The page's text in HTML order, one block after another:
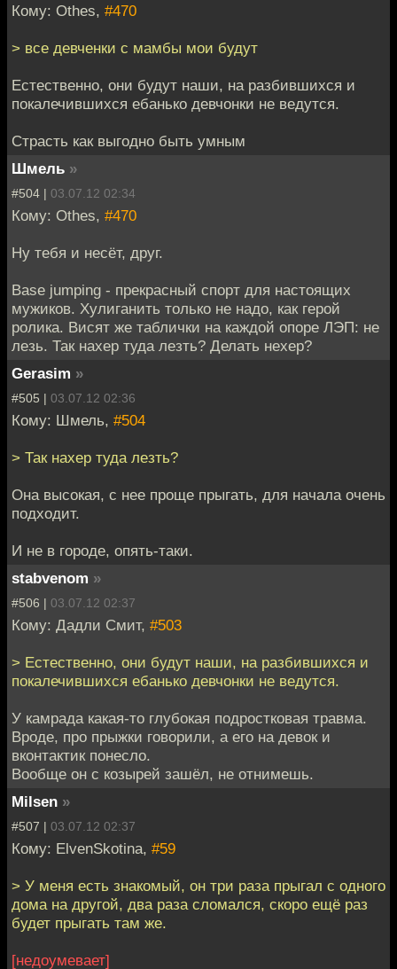
Кому: Othes, #470
> все девченки с мамбы мои будут
Естественно, они будут наши, на разбившихся и
покалечившихся ебанько девчонки не ведутся.
Страсть как выгодно быть умным
Шмель »
#504 | 03.07.12 02:34
Кому: Othes, #470
Ну тебя и несёт, друг.
Base jumping - прекрасный спорт для настоящих
мужиков. Хулиганить только не надо, как герой
ролика. Висят же таблички на каждой опоре ЛЭП: не
лезь. Так нахер туда лезть? Делать нехер?
Gerasim »
#505 | 03.07.12 02:36
Кому: Шмель, #504
> Так нахер туда лезть?
Она высокая, с нее проще прыгать, для начала очень
подходит.
И не в городе, опять-таки.
stabvenom »
#506 | 03.07.12 02:37
Кому: Дадли Смит, #503
> Естественно, они будут наши, на разбившихся и
покалечившихся ебанько девчонки не ведутся.
У камрада какая-то глубокая подростковая травма.
Вроде, про прыжки говорили, а его на девок и
вконтактик понесло.
Вообще он с козырей зашёл, не отнимешь.
Milsen »
#507 | 03.07.12 02:37
Кому: ElvenSkotina, #59
> У меня есть знакомый, он три раза прыгал с одного
дома на другой, два раза сломался, скоро ещё раз
будет прыгать там же.
[недоумевает]